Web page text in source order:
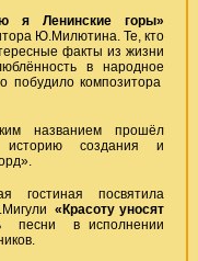
я Ленинские горы»
Ю.Милютина. Те, кто
факты из жизни
в народное
побудило композитора
названием прошёл
историю создания и
гостиная посвятила
«Красоту уносят
песни в исполнении